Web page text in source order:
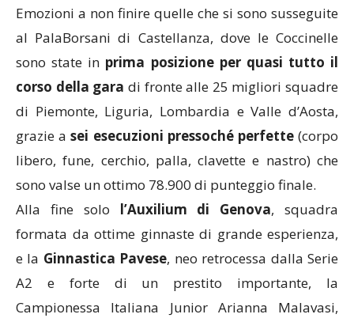
Emozioni a non finire quelle che si sono susseguite
al PalaBorsani di Castellanza, dove le Coccinelle
sono state in prima posizione per quasi tutto il
corso della gara di fronte alle 25 migliori squadre
di Piemonte, Liguria, Lombardia e Valle d’Aosta,
grazie asei esecuzioni pressoché perfette(corpo
libero, fune, cerchio, palla, clavette e nastro) che
sono valse un ottimo 78.900 di punteggio finale.
Alla fine solo l’Auxilium di Genova, squadra
formata da ottime ginnaste di grande esperienza,
e la Ginnastica Pavese, neo retrocessa dalla Serie
A2 e forte di un prestito importante, la
Campionessa Italiana Junior Arianna Malavasi,